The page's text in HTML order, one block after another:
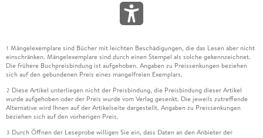
1 Mängelexemplare sind Bücher mit leichten Beschädigungen, die das Lesen aber nicht
einschränken. Mängelexemplare sind durch einen Stempel als solche gekennzeichnet.
Die frühere Buchpreisbindung ist aufgehoben. Angaben zu Preissenkungen beziehen
sich auf den gebundenen Preis eines mangelfreien Exemplars.
2 Diese Artikel unterliegen nicht der Preisbindung, die Preisbindung dieser Artikel
wurde aufgehoben oder der Preis wurde vom Verlag gesenkt. Die jeweils zutreffende
Alternative wird Ihnen auf der Artikelseite dargestellt. Angaben zu Preissenkungen
beziehen sich auf den vorherigen Preis.
3 Durch Öffnen der Leseprobe willigen Sie ein, dass Daten an den Anbieter der